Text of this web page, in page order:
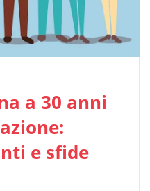
a 30 anni
e sfide